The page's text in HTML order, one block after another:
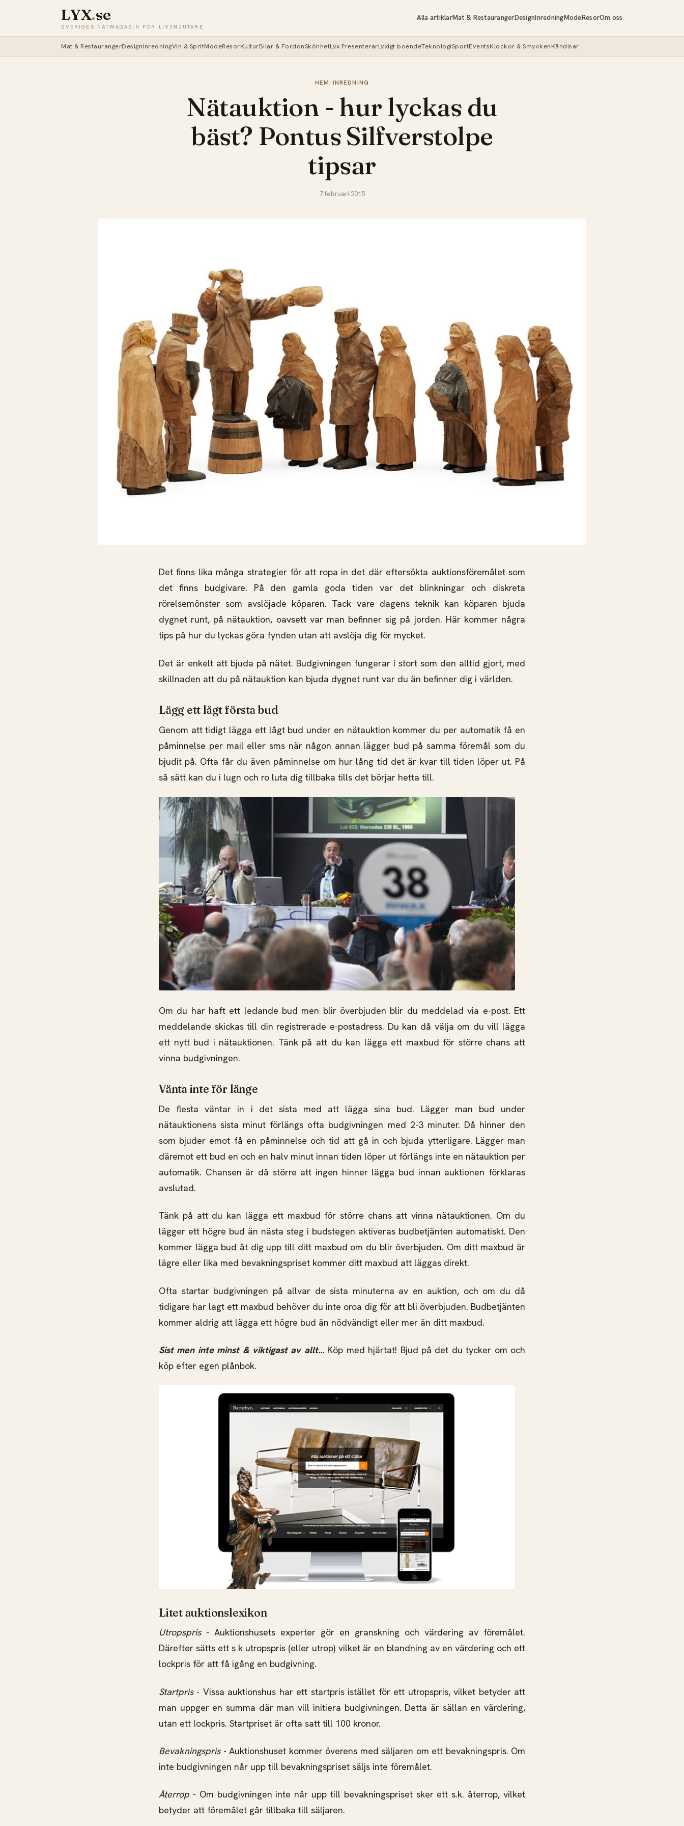
LYX.se
SVERIGES NÄTMAGASIN FÖR LIVSNJUTARE
Alla artiklarMat & RestaurangerDesignInredningModeResorOm oss
Mat & RestaurangerDesignInredningVin & SpritModeResorKulturBilar & FordonSkönhetLyx PresenterarLyxigt boendeTeknologiSportEventsKlockor & SmyckenKändisar
HEM/ INREDNING
Nätauktion - hur lyckas du
bäst? Pontus Silfverstolpe
tipsar
7 februari 2015
Det finns lika många strategier för att ropa in det där eftersökta auktionsföremålet som
det finns budgivare. På den gamla goda tiden var det blinkningar och diskreta
rörelsemönster som avslöjade köparen. Tack vare dagens teknik kan köparen bjuda
dygnet runt, på nätauktion, oavsett var man befinner sig på jorden. Här kommer några
tips på hur du lyckas göra fynden utan att avslöja dig för mycket.
Det är enkelt att bjuda på nätet. Budgivningen fungerar i stort som den alltid gjort, med
skillnaden att du på nätauktion kan bjuda dygnet runt var du än befinner dig i världen.
Lägg ett lågt första bud
Genom att tidigt lägga ett lågt bud under en nätauktion kommer du per automatik få en
påminnelse per mail eller sms när någon annan lägger bud på samma föremål som du
bjudit på. Ofta får du även påminnelse om hur lång tid det är kvar till tiden löper ut. På
så sätt kan du i lugn och ro luta dig tillbaka tills det börjar hetta till.
Om du har haft ett ledande bud men blir överbjuden blir du meddelad via e-post. Ett
meddelande skickas till din registrerade e-postadress. Du kan då välja om du vill lägga
ett nytt bud i nätauktionen. Tänk på att du kan lägga ett maxbud för större chans att
vinna budgivningen.
Vänta inte för länge
De flesta väntar in i det sista med att lägga sina bud. Lägger man bud under
nätauktionens sista minut förlängs ofta budgivningen med 2-3 minuter. Då hinner den
som bjuder emot få en påminnelse och tid att gå in och bjuda ytterligare. Lägger man
däremot ett bud en och en halv minut innan tiden löper ut förlängs inte en nätauktion per
automatik. Chansen är då större att ingen hinner lägga bud innan auktionen förklaras
avslutad.
Tänk på att du kan lägga ett maxbud för större chans att vinna nätauktionen. Om du
lägger ett högre bud än nästa steg i budstegen aktiveras budbetjänten automatiskt. Den
kommer lägga bud åt dig upp till ditt maxbud om du blir överbjuden. Om ditt maxbud är
lägre eller lika med bevakningspriset kommer ditt maxbud att läggas direkt.
Ofta startar budgivningen på allvar de sista minuterna av en auktion, och om du då
tidigare har lagt ett maxbud behöver du inte oroa dig för att bli överbjuden. Budbetjänten
kommer aldrig att lägga ett högre bud än nödvändigt eller mer än ditt maxbud.
Sist men inte minst & viktigast av allt...Köp med hjärtat! Bjud på det du tycker om och
köp efter egen plånbok.
Litet auktionslexikon
Utropspris- Auktionshusets experter gör en granskning och värdering av föremålet.
Därefter sätts ett s k utropspris (eller utrop) vilket är en blandning av en värdering och ett
lockpris för att få igång en budgivning.
Startpris- Vissa auktionshus har ett startpris istället för ett utropspris, vilket betyder att
man uppger en summa där man vill initiera budgivningen. Detta är sällan en värdering,
utan ett lockpris. Startpriset är ofta satt till 100 kronor.
Bevakningspris- Auktionshuset kommer överens med säljaren om ett bevakningspris. Om
inte budgivningen når upp till bevakningspriset säljs inte föremålet.
Återrop - Om budgivningen inte når upp till bevakningspriset sker ett s.k. återrop, vilket
betyder att föremålet går tillbaka till säljaren.